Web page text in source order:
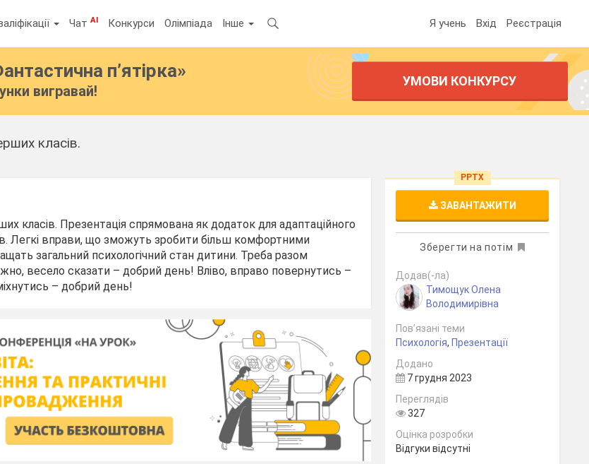
ЧатAI Конкурси Олімпіада Інше Я учень Вхід Реєстрація
п’ятірка»
вигравай!
УМОВИ КОНКУРСУ
класів.
класів. Презентація спрямована як додаток для адаптаційного
Легкі вправи, що зможуть зробити більш комфортними
загальний психологічний стан дитини. Треба разом
весело сказати – добрий день! Вліво, вправо повернутись –
– добрий день!
PPTX
ЗАВАНТАЖИТИ
Зберегти на потім
Додав(-ла)
Тимощук Олена
Володимирівна
Пов’язані теми
Психологія, Презентації
Додано
7 грудня 2023
Переглядів
327
Оцінка розробки
Відгуки відсутні